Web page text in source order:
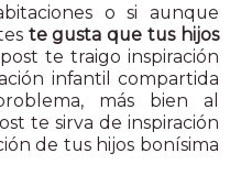
o si aunque
te gusta que tus hijos
te traigo inspiración
infantil compartida
más bien al
te sirva de inspiración
de tus hijos bonísima